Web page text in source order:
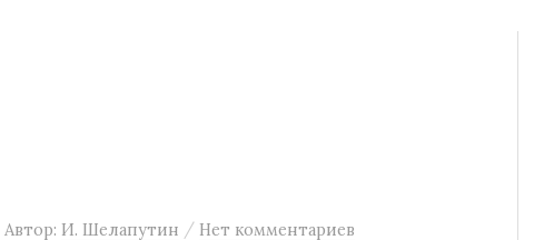
Автор: И. Шелапутин / Нет комментариев